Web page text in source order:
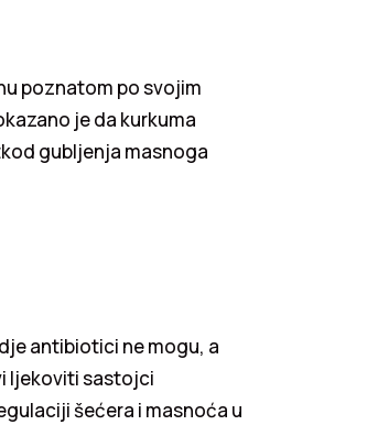
poznatom po svojim
je da kurkuma
gubljenja masnoga
antibiotici ne mogu, a
ljekoviti sastojci
šećera i masnoća u